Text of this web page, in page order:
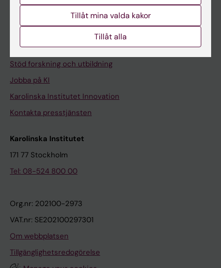
Medarbetarportalen
Universitetsbiblioteket
Stöd forskning och utbildning
Jobba på KI
Karolinska Institutet Innovation
Kontakta presstjänsten
Karolinska Institutet
171 77 Stockholm
Tel: 08-524 800 00
Org.nr: 202100-2973
VAT.nr: SE202100297301
Om webbplatsen
Tillgänglighetsredogörelse
Tillåt mina valda kakor
Tillåt alla